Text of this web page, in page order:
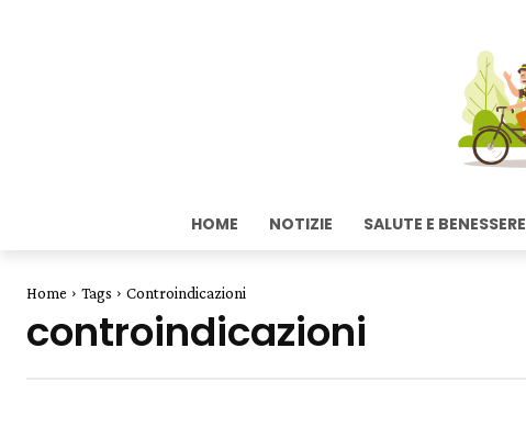
HOME NOTIZIE SALUTE E BENESSERE
Home Tags Controindicazioni
controindicazioni